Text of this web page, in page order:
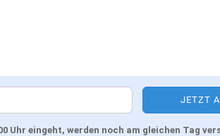
eingeht, werden noch am gleichen Tag